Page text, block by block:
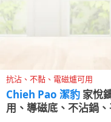
抗沾、不黏、電磁爐可用
Chieh Pao 潔豹 家悅
用、導磁底、不沾鍋